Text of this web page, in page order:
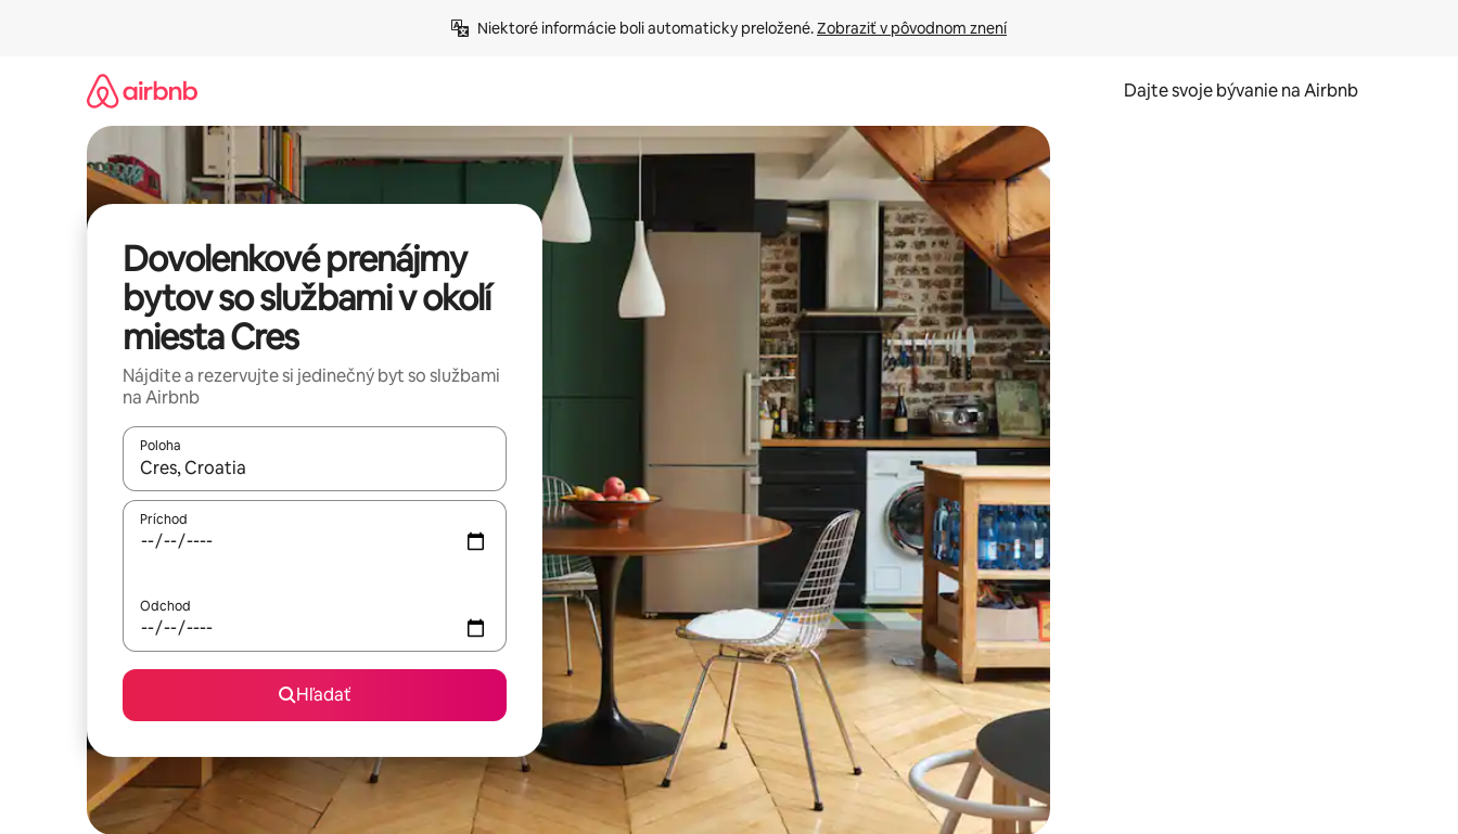
Niektoré informácie boli automaticky preložené. Zobraziť v pôvodnom znení
Dajte svoje bývanie na Airbnb
Dovolenkové prenájmy
bytov so službami v okolí
miesta Cres
Nájdite a rezervujte si jedinečný byt so službami
na Airbnb
Poloha
Keď budú výsledky k dispozícii, môžete si ich prechádzať pomocou klávesov so šípkami nahor a nadol alebo ich preskúmať pomocou dotykových gest či potiahnutia prstom.
Príchod
Odchod
Hľadať